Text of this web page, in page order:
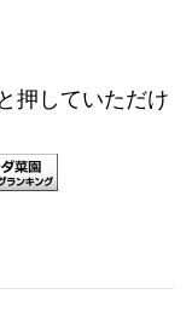
押していただけ